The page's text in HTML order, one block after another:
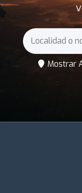
Mostrar